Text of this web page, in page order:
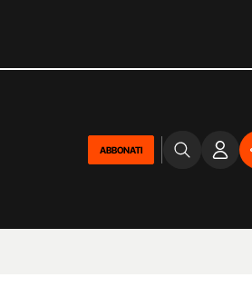
ABBONATI